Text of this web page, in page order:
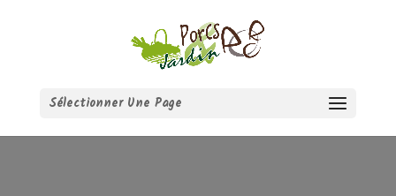
Sélectionner Une Page